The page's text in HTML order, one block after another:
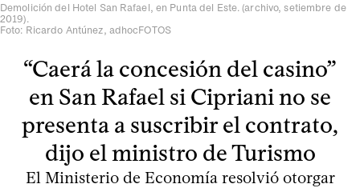
Demolición del Hotel San Rafael, en Punta del Este. (archivo, setiembre de
2019).
Foto: Ricardo Antúnez, adhocFOTOS
“Caerá la concesión del casino”
en San Rafael si Cipriani no se
presenta a suscribir el contrato,
dijo el ministro de Turismo
El Ministerio de Economía resolvió otorgar